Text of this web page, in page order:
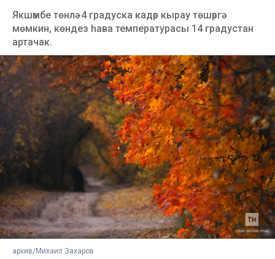
Якшәмбе төнлә -4 градуска кадәр кырау төшәргә
мөмкин, көндез һава температурасы 14 градустан
артачак.
архив/Михаил Захаров